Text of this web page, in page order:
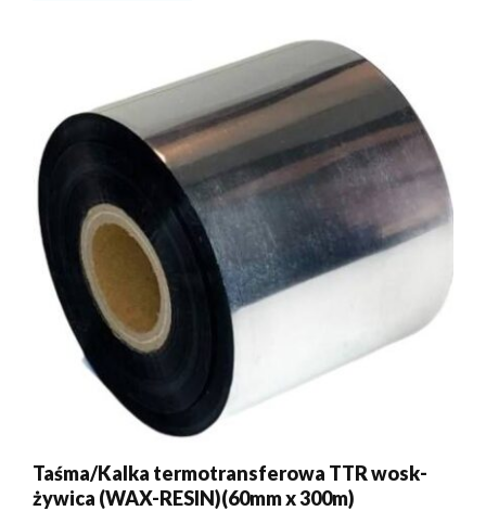
Taśma/Kalka termotransferowa TTR wosk-
żywica (WAX-RESIN)(60mm x 300m)